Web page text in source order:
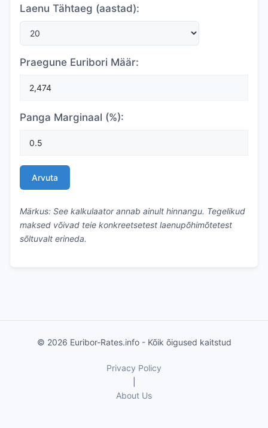
Laenu Tähtaeg (aastad):
Praegune Euribori Määr:
Panga Marginaal (%):
Arvuta
Märkus: See kalkulaator annab ainult hinnangu. Tegelikud
maksed võivad teie konkreetsetest laenupõhimõtetest
sõltuvalt erineda.
© 2026 Euribor-Rates.info - Kõik õigused kaitstud
Privacy Policy
About Us